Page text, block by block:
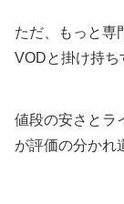
ただ、もっと専
VODと掛け持ち
値段の安さとラ
が評価の分かれ